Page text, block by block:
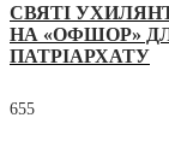
СВЯТІ
НА «ОФШОР»
ПАТРІАРХАТУ
655